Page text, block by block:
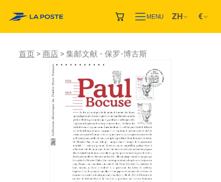
MENU ZH €
首页 商店 集邮文献 - 保罗-博古斯